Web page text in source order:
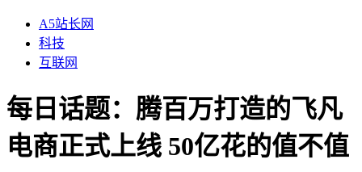
A5站长网
科技
互联网
每日话题：腾百万打造的飞凡
电商正式上线 50亿花的值不值